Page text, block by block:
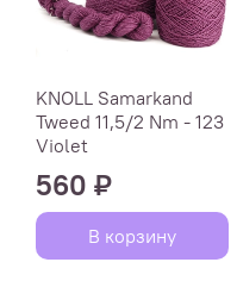
KNOLL Samarkand
Tweed 11,5/2 Nm - 123
Violet
560 ₽
В корзину